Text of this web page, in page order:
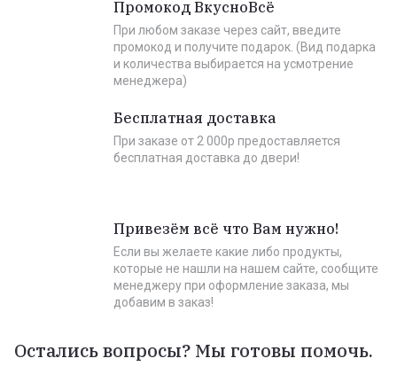
Промокод ВкусноВсё
При любом заказе через сайт, введите
промокод и получите подарок. (Вид подарка
и количества выбирается на усмотрение
менеджера)
Бесплатная доставка
При заказе от 2 000р предоставляется
бесплатная доставка до двери!
Привезём всё что Вам нужно!
Если вы желаете какие либо продукты,
которые не нашли на нашем сайте, сообщите
менеджеру при оформление заказа, мы
добавим в заказ!
Остались вопросы? Мы готовы помочь.